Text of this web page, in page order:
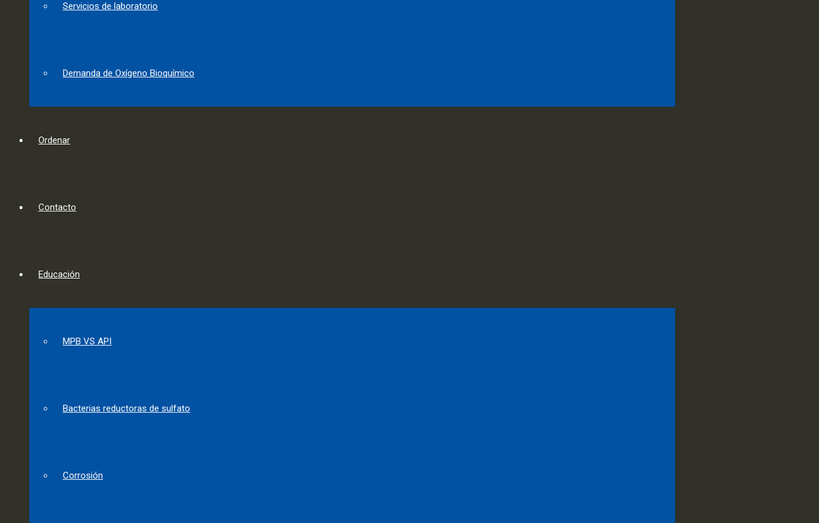
Servicios de laboratorio
Demanda de Oxígeno Bioquímico
Ordenar
Contacto
Educación
MPB VS API
Bacterias reductoras de sulfato
Corrosión